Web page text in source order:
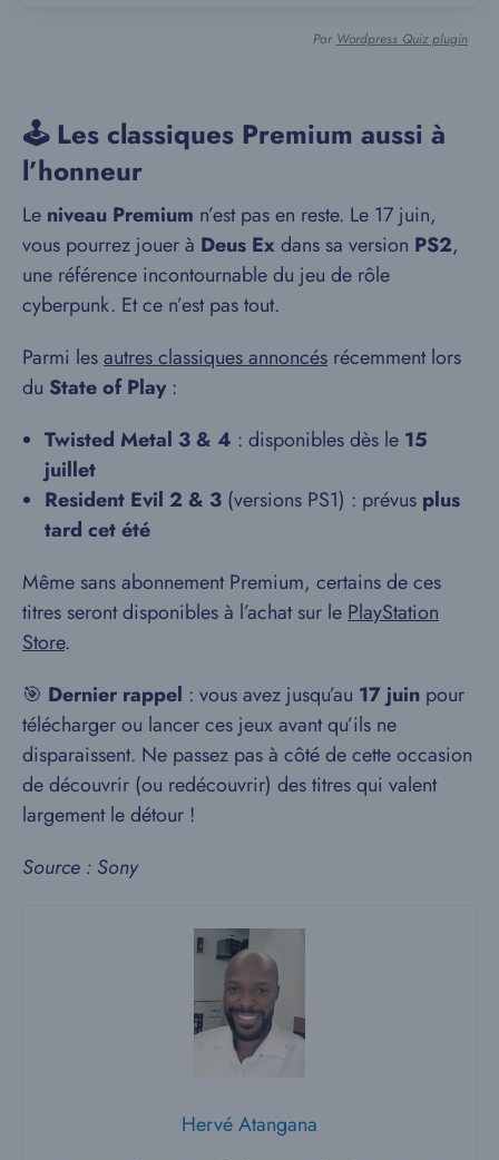
Par Wordpress Quiz plugin
🕹️ Les classiques Premium aussi à
l’honneur
Le niveau Premium n’est pas en reste. Le 17 juin,
vous pourrez jouer à Deus Ex dans sa version PS2,
une référence incontournable du jeu de rôle
cyberpunk. Et ce n’est pas tout.
Parmi lesautres classiques annoncés récemment lors
du State of Play :
Twisted Metal 3 & 4 : disponibles dès le 15
juillet
Resident Evil 2 & 3 (versions PS1) : prévus plus
tard cet été
Même sans abonnement Premium, certains de ces
titres seront disponibles à l’achat sur le PlayStation
Store.
🎯 Dernier rappel : vous avez jusqu’au 17 juin pour
télécharger ou lancer ces jeux avant qu’ils ne
disparaissent. Ne passez pas à côté de cette occasion
de découvrir (ou redécouvrir) des titres qui valent
largement le détour !
Source : Sony
Hervé Atangana